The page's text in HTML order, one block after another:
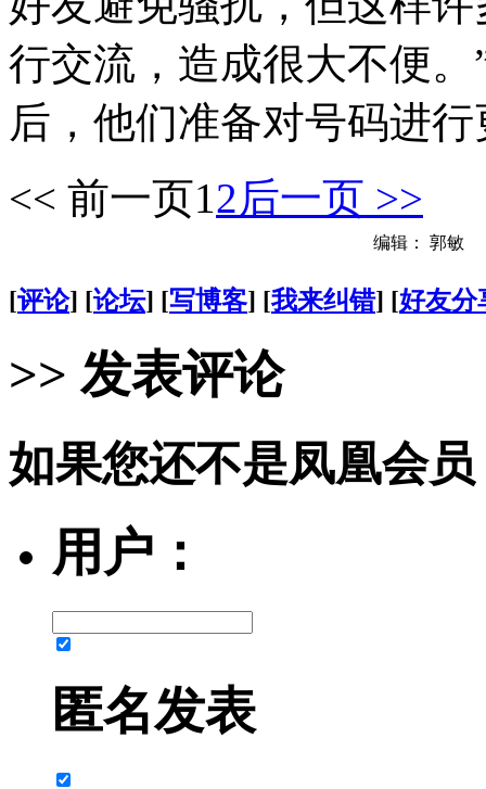
行交流，造成很大不便
后，他们准备对号码进
<< 前一页1 2后一页 >>
编辑： 郭敏
[评论] [论坛] [写博客] [我来纠错] [好友分
>> 发表评论
如果您还不是凤凰会
用户：
匿名发表